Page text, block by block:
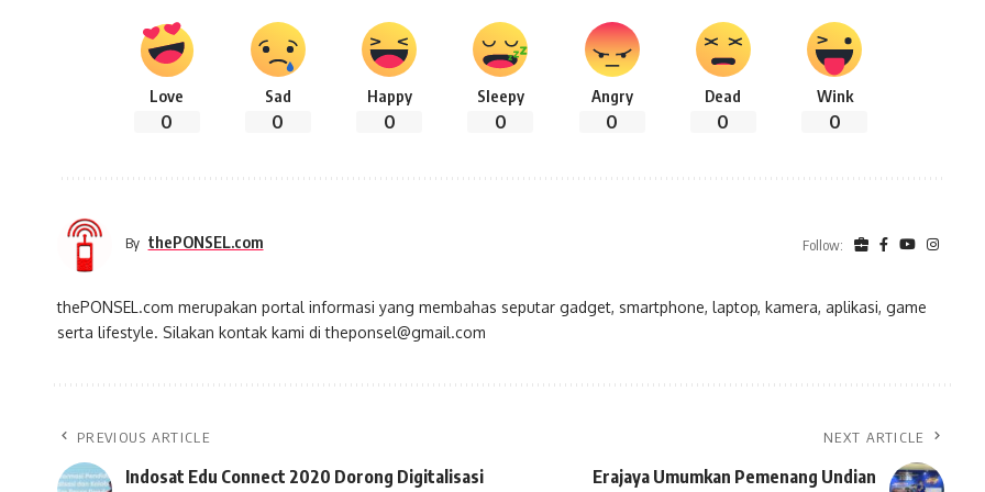
Love
0
Sad
0
Happy
0
Sleepy
0
Angry
0
Dead
0
Wink
0
By thePONSEL.com Follow:
thePONSEL.com merupakan portal informasi yang membahas seputar gadget, smartphone, laptop, kamera, aplikasi, game
serta lifestyle. Silakan kontak kami di theponsel@gmail.com
PREVIOUS ARTICLE
Indosat Edu Connect 2020 Dorong Digitalisasi
NEXT ARTICLE
Erajaya Umumkan Pemenang Undian